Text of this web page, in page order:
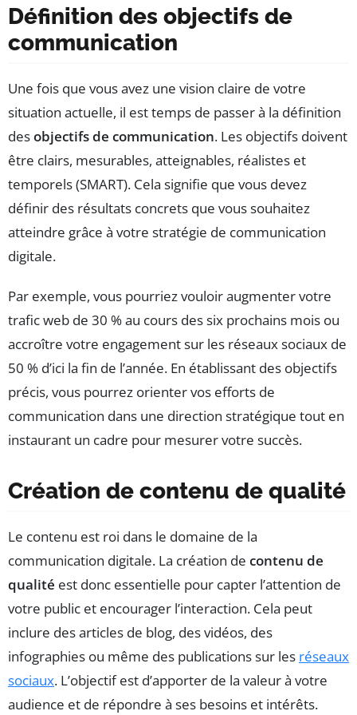
Définition des objectifs de
communication
Une fois que vous avez une vision claire de votre
situation actuelle, il est temps de passer à la définition
desobjectifs de communication. Les objectifs doivent
être clairs, mesurables, atteignables, réalistes et
temporels (SMART). Cela signifie que vous devez
définir des résultats concrets que vous souhaitez
atteindre grâce à votre stratégie de communication
digitale.
Par exemple, vous pourriez vouloir augmenter votre
trafic web de 30 % au cours des six prochains mois ou
accroître votre engagement sur les réseaux sociaux de
50 % d’ici la fin de l’année. En établissant des objectifs
précis, vous pourrez orienter vos efforts de
communication dans une direction stratégique tout en
instaurant un cadre pour mesurer votre succès.
Création de contenu de qualité
Le contenu est roi dans le domaine de la
communication digitale. La création de contenu de
qualité est donc essentielle pour capter l’attention de
votre public et encourager l’interaction. Cela peut
inclure des articles de blog, des vidéos, des
infographies ou même des publications sur les réseaux
sociaux. L’objectif est d’apporter de la valeur à votre
audience et de répondre à ses besoins et intérêts.